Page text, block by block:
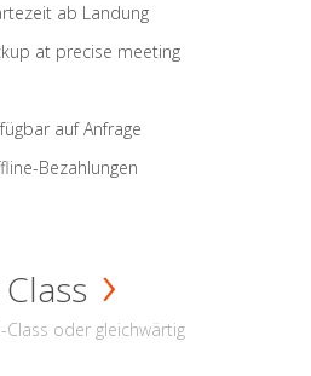
ab Landung
at precise meeting
auf Anfrage
Bezahlungen
Class oder gleichwärtig